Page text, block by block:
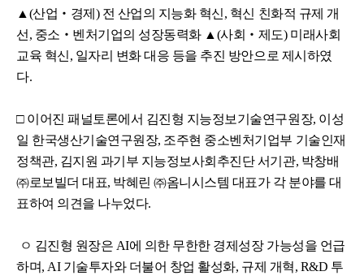
▲(산업‧경제) 전 산업의 지능화 혁신, 혁신 친화적 규제 개
선, 중소‧벤처기업의 성장동력화 ▲(사회‧제도) 미래사회
교육 혁신, 일자리 변화 대응 등을 추진 방안으로 제시하였
다.
□ 이어진 패널토론에서 김진형 지능정보기술연구원장, 이성
일 한국생산기술연구원장, 조주현 중소벤처기업부 기술인재
정책관, 김지원 과기부 지능정보사회추진단 서기관, 박창배
㈜로보빌더 대표, 박혜린 ㈜옴니시스템 대표가 각 분야를 대
표하여 의견을 나누었다.
ㅇ 김진형 원장은 AI에 의한 무한한 경제성장 가능성을 언급
하며, AI 기술투자와 더불어 창업 활성화, 규제 개혁, R&D 투